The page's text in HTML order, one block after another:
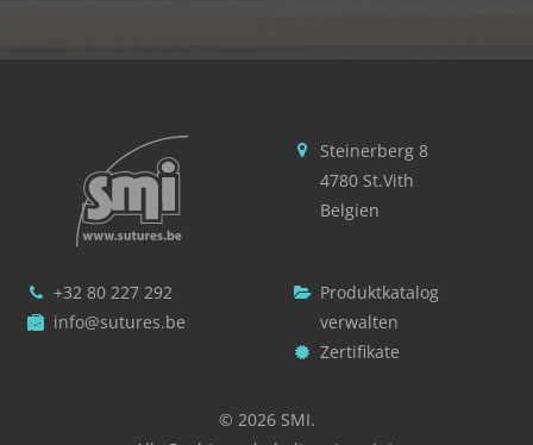
Steinerberg 8
4780 St.Vith
Belgien
+32 80 227 292
info@sutures.be
Produktkatalog
verwalten
Zertifikate
© 2026 SMI.